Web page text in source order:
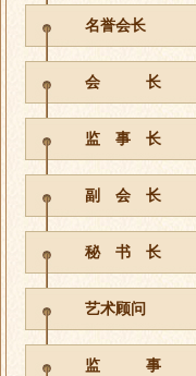
名誉会长
会 长
监 事 长
副 会 长
秘 书 长
艺术顾问
监 事